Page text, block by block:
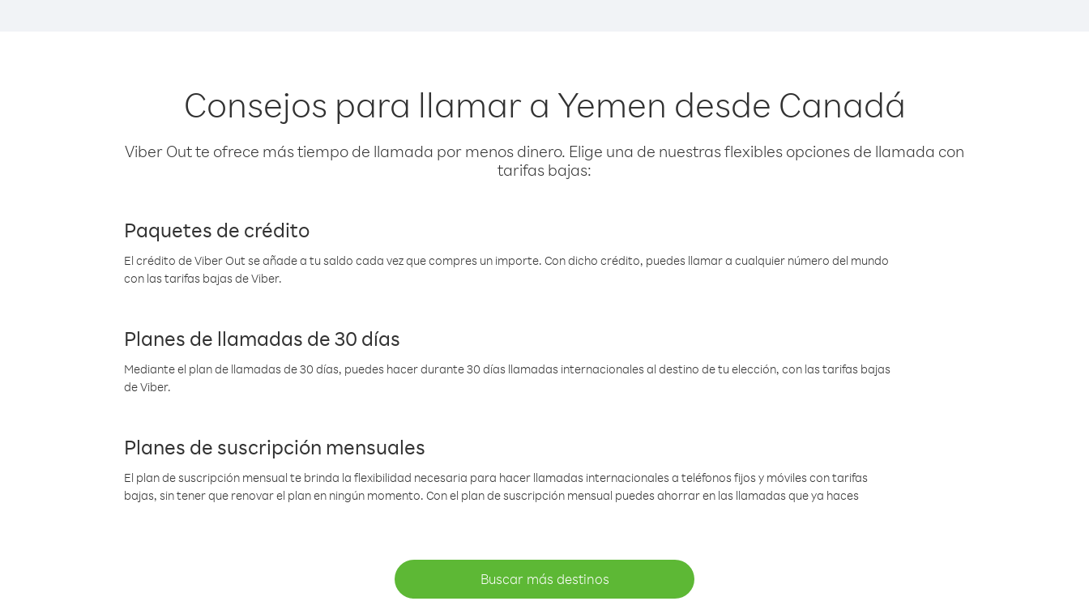
Consejos para llamar a Yemen desde Canadá
Viber Out te ofrece más tiempo de llamada por menos dinero. Elige una de nuestras flexibles opciones de llamada con
tarifas bajas:
Paquetes de crédito
El crédito de Viber Out se añade a tu saldo cada vez que compres un importe. Con dicho crédito, puedes llamar a cualquier número del mundo
con las tarifas bajas de Viber.
Planes de llamadas de 30 días
Mediante el plan de llamadas de 30 días, puedes hacer durante 30 días llamadas internacionales al destino de tu elección, con las tarifas bajas
de Viber.
Planes de suscripción mensuales
El plan de suscripción mensual te brinda la flexibilidad necesaria para hacer llamadas internacionales a teléfonos fijos y móviles con tarifas
bajas, sin tener que renovar el plan en ningún momento. Con el plan de suscripción mensual puedes ahorrar en las llamadas que ya haces
Buscar más destinos